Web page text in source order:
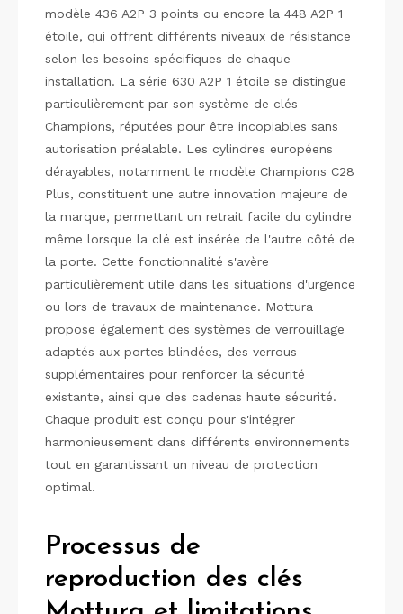
modèle 436 A2P 3 points ou encore la 448 A2P 1
étoile, qui offrent différents niveaux de résistance
selon les besoins spécifiques de chaque
installation. La série 630 A2P 1 étoile se distingue
particulièrement par son système de clés
Champions, réputées pour être incopiables sans
autorisation préalable. Les cylindres européens
dérayables, notamment le modèle Champions C28
Plus, constituent une autre innovation majeure de
la marque, permettant un retrait facile du cylindre
même lorsque la clé est insérée de l'autre côté de
la porte. Cette fonctionnalité s'avère
particulièrement utile dans les situations d'urgence
ou lors de travaux de maintenance. Mottura
propose également des systèmes de verrouillage
adaptés aux portes blindées, des verrous
supplémentaires pour renforcer la sécurité
existante, ainsi que des cadenas haute sécurité.
Chaque produit est conçu pour s'intégrer
harmonieusement dans différents environnements
tout en garantissant un niveau de protection
optimal.
Processus de
reproduction des clés